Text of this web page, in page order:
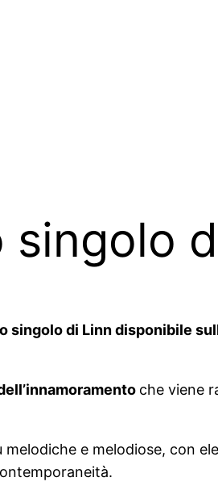
singolo
singolo di Linn disponibile
che viene
e melodiose, con